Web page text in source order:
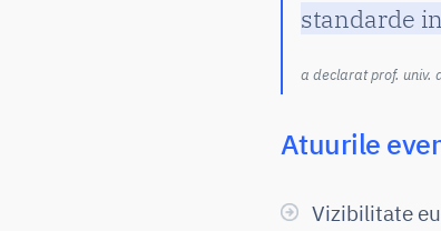
standarde
a declarat prof. univ.
Atuurile
Vizibilitate